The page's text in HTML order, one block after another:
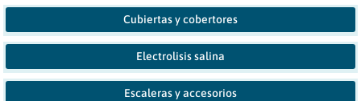
Cubiertas y cobertores
Electrolisis salina
Escaleras y accesorios